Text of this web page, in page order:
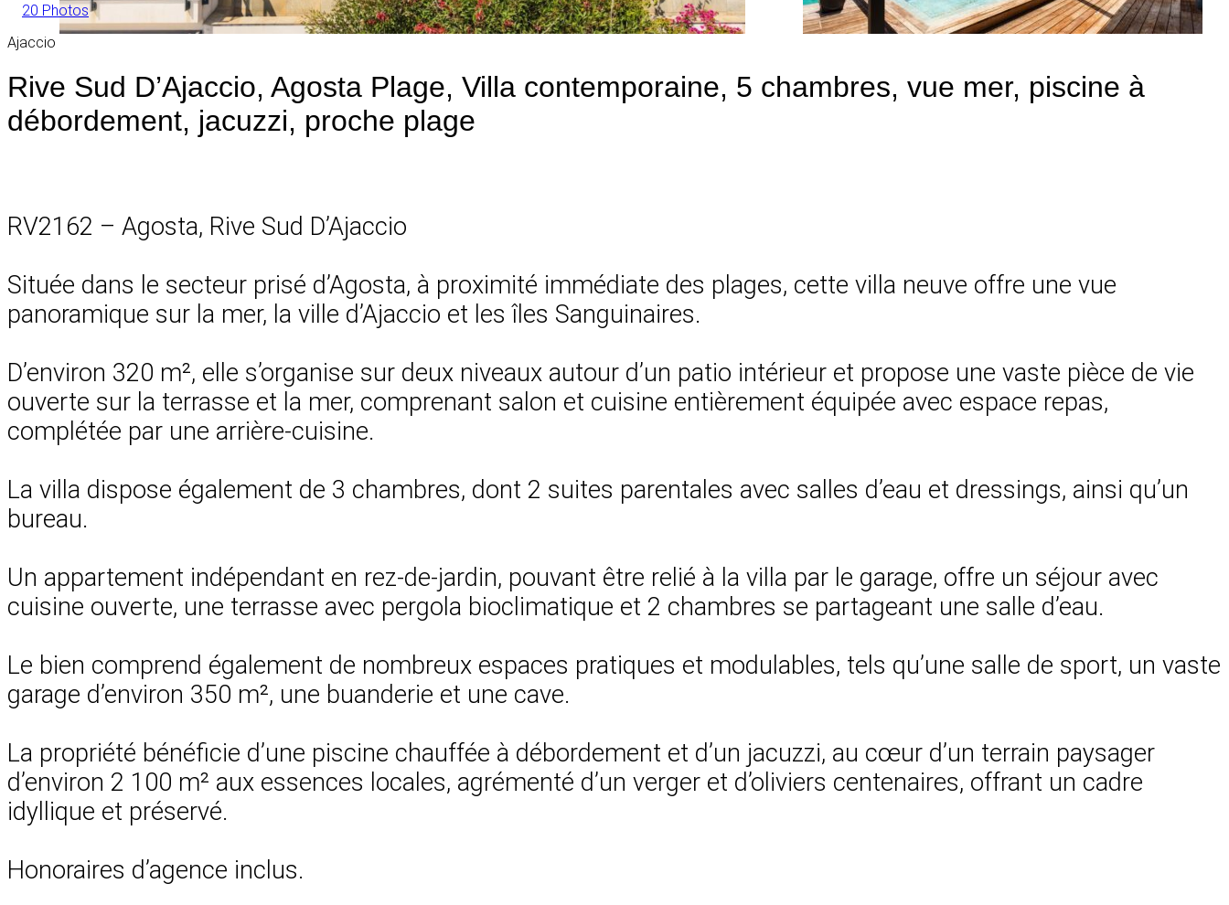
20 Photos
Ajaccio
Rive Sud D’Ajaccio, Agosta Plage, Villa contemporaine, 5 chambres, vue mer, piscine à
débordement, jacuzzi, proche plage
RV2162 – Agosta, Rive Sud D’Ajaccio
Située dans le secteur prisé d’Agosta, à proximité immédiate des plages, cette villa neuve offre une vue
panoramique sur la mer, la ville d’Ajaccio et les îles Sanguinaires.
D’environ 320 m², elle s’organise sur deux niveaux autour d’un patio intérieur et propose une vaste pièce de vie
ouverte sur la terrasse et la mer, comprenant salon et cuisine entièrement équipée avec espace repas,
complétée par une arrière-cuisine.
La villa dispose également de 3 chambres, dont 2 suites parentales avec salles d’eau et dressings, ainsi qu’un
bureau.
Un appartement indépendant en rez-de-jardin, pouvant être relié à la villa par le garage, offre un séjour avec
cuisine ouverte, une terrasse avec pergola bioclimatique et 2 chambres se partageant une salle d’eau.
Le bien comprend également de nombreux espaces pratiques et modulables, tels qu’une salle de sport, un vaste
garage d’environ 350 m², une buanderie et une cave.
La propriété bénéficie d’une piscine chauffée à débordement et d’un jacuzzi, au cœur d’un terrain paysager
d’environ 2 100 m² aux essences locales, agrémenté d’un verger et d’oliviers centenaires, offrant un cadre
idyllique et préservé.
Honoraires d’agence inclus.